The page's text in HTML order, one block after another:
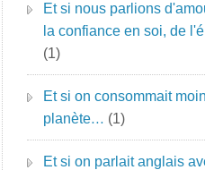
Et si nous parlions
la confiance en soi, de
(1)
Et si on consommait
planète… (1)
Et si on parlait anglais